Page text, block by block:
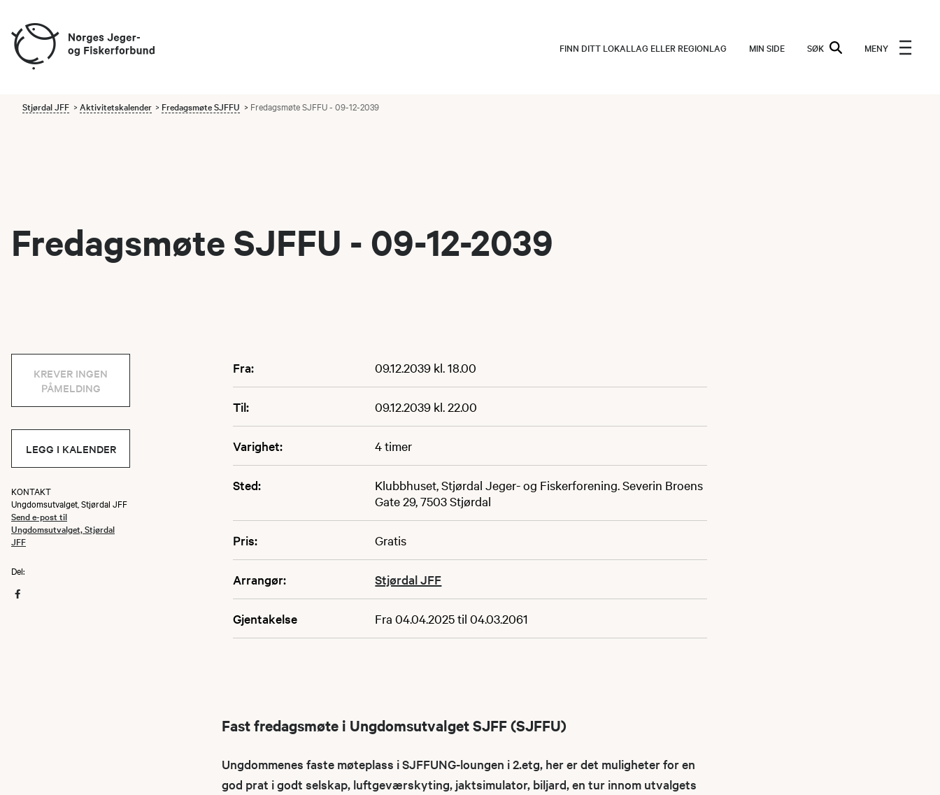
FINN DITT LOKALLAG ELLER REGIONLAG MIN SIDE SØK MENY
Stjørdal JFF Aktivitetskalender Fredagsmøte SJFFU Fredagsmøte SJFFU - 09-12-2039
Fredagsmøte SJFFU - 09-12-2039
Fra: 09.12.2039 kl. 18.00
Til: 09.12.2039 kl. 22.00
Varighet: 4 timer
Sted:
Klubbhuset, Stjørdal Jeger- og Fiskerforening. Severin Broens
Gate 29, 7503 Stjørdal
Pris: Gratis
Arrangør: Stjørdal JFF
Gjentakelse Fra 04.04.2025 til 04.03.2061
KREVER INGEN
PÅMELDING
LEGG I KALENDER
KONTAKT
Ungdomsutvalget, Stjørdal JFF
Send e-post til
Ungdomsutvalget, Stjørdal
JFF
Del:
Fast fredagsmøte i Ungdomsutvalget SJFF (SJFFU)
Ungdommenes faste møteplass i SJFFUNG-loungen i 2.etg, her er det muligheter for en
god prat i godt selskap, luftgeværskyting, jaktsimulator, biljard, en tur innom utvalgets